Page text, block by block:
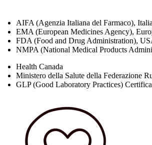
AIFA (Agenzia Italiana del Farmaco), Italia​
EMA (European Medicines Agency),
FDA (Food and Drug Administration),
NMPA (National Medical Products
Health Canada
Ministero della Salute della Federazione
GLP (Good Laboratory Practices)